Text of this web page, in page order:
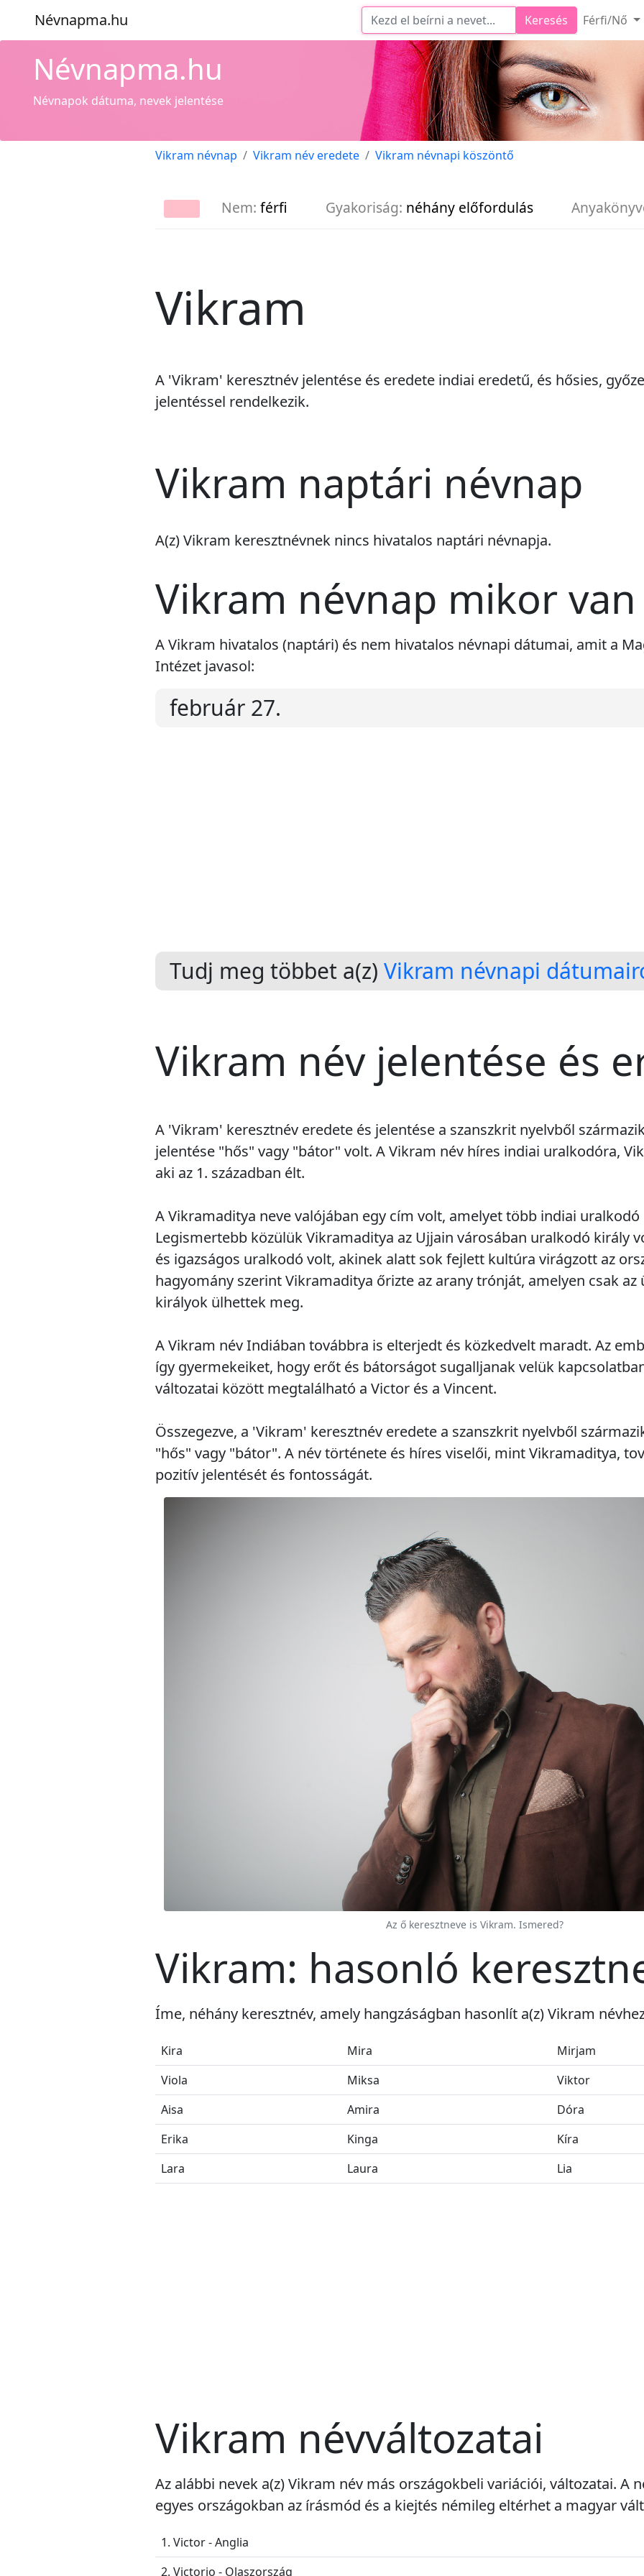
Névnapma.hu Keresés Férfi/Nő
Névnapma.hu
Névnapok dátuma, nevek jelentése
Vikram névnap Vikram név eredete Vikram névnapi köszöntő
Nem: férfi Gyakoriság: néhány előfordulás
Vikram
A 'Vikram' keresztnév jelentése és eredete indiai eredetű, és hősies,
jelentéssel rendelkezik.
Vikram naptári névnap
A(z) Vikram keresztnévnek nincs hivatalos naptári névnapja.
Vikram névnap mikor
A Vikram hivatalos (naptári) és nem hivatalos névnapi dátumai, amit a
Intézet javasol:
február 27.
Tudj meg többet a(z) Vikram névnapi
Vikram név jelentése és
A 'Vikram' keresztnév eredete és jelentése a szanszkrit nyelvből
jelentése "hős" vagy "bátor" volt. A Vikram név híres indiai uralkodóra,
aki az 1. században élt.
A Vikramaditya neve valójában egy cím volt, amelyet több indiai uralkodó
Legismertebb közülük Vikramaditya az Ujjain városában uralkodó király
és igazságos uralkodó volt, akinek alatt sok fejlett kultúra virágzott az
hagyomány szerint Vikramaditya őrizte az arany trónját, amelyen csak az
királyok ülhettek meg.
A Vikram név Indiában továbbra is elterjedt és közkedvelt maradt. Az
így gyermekeiket, hogy erőt és bátorságot sugalljanak velük
változatai között megtalálható a Victor és a Vincent.
Összegezve, a 'Vikram' keresztnév eredete a szanszkrit nyelvből
"hős" vagy "bátor". A név története és híres viselői, mint Vikramaditya,
pozitív jelentését és fontosságát.
Az ő keresztneve is Vikram. Ismered?
Vikram: hasonló
Íme, néhány keresztnév, amely hangzáságban hasonlít a(z) Vikram
Kira Mira
Mirjam
Viola
Miksa
Viktor
Aisa
Amira
Dóra
Erika
Kinga
Kíra
Lara
Laura Lia
Vikram névváltozatai
Az alábbi nevek a(z) Vikram név más országokbeli variációi, változatai. A
egyes országokban az írásmód és a kiejtés némileg eltérhet a magyar
1. Victor - Anglia
2. Victorio - Olaszország